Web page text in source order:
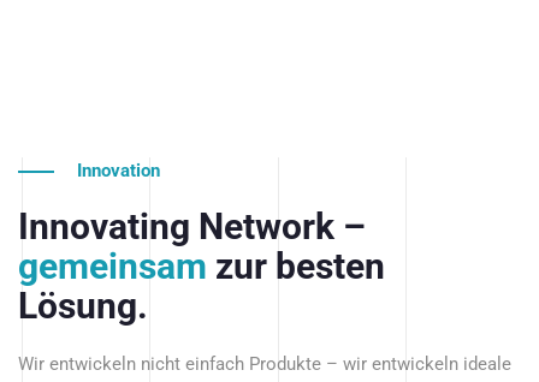
Innovation
Innovating Network –
gemeinsam zur besten
Lösung.
Wir entwickeln nicht einfach Produkte – wir entwickeln ideale